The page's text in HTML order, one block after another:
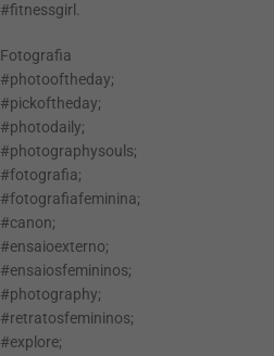
#fitnessgirl.
Fotografia
#photooftheday;
#pickoftheday;
#photodaily;
#photographysouls;
#fotografia;
#fotografiafeminina;
#canon;
#ensaioexterno;
#ensaiosfemininos;
#photography;
#retratosfemininos;
#explore;